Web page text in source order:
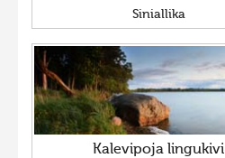
Siniallika
Kalevipoja lingukivi